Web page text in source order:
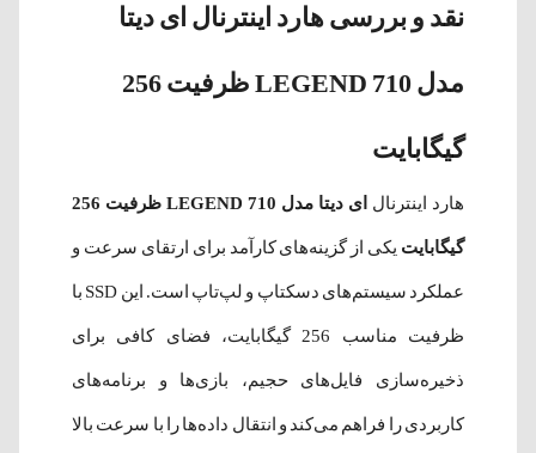
نقد و بررسی هارد اینترنال ای دیتا
مدل LEGEND 710 ظرفیت 256
گیگابایت
هارد اینترنال ای دیتا مدل LEGEND 710 ظرفیت 256
گیگابایت یکی از گزینه‌های کارآمد برای ارتقای سرعت و
عملکرد سیستم‌های دسکتاپ و لپ‌تاپ است. این SSD با
ظرفیت مناسب 256 گیگابایت، فضای کافی برای
ذخیره‌سازی فایل‌های حجیم، بازی‌ها و برنامه‌های
کاربردی را فراهم می‌کند و انتقال داده‌ها را با سرعت بالا